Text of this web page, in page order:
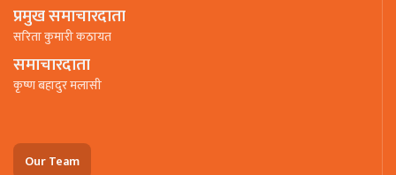
प्रमुख समाचारदाता
सरिता कुमारी कठायत
समाचारदाता
कृष्ण बहादुर मलासी
Our Team